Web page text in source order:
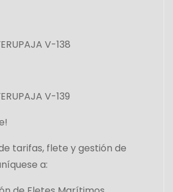
V-138
V-139
tarifas, flete y gestión de
a: